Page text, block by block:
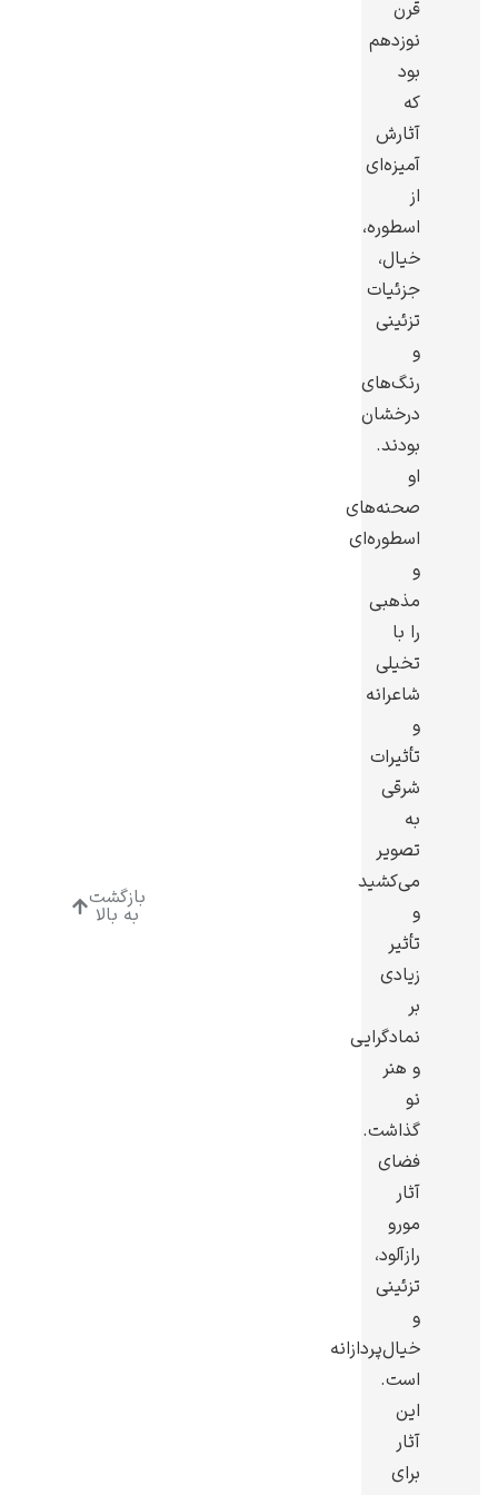
قرن
نوزدهم
بود
که
آثارش
آمیزه‌ای
از
اسطوره،
خیال،
جزئیات
تزئینی
و
رنگ‌های
درخشان
بودند.
او
صحنه‌های
اسطوره‌ای
و
مذهبی
را با
تخیلی
شاعرانه
و
تأثیرات
شرقی
به
تصویر
می‌کشید
و
تأثیر
زیادی
بر
نمادگرایی
و هنر
نو
گذاشت.
فضای
آثار
مورو
رازآلود،
تزئینی
و
خیال‌پردازانه
است.
این
آثار
برای
بازگشت
به بالا